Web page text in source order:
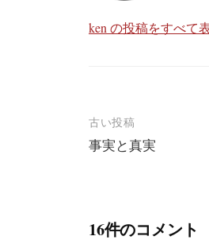
ken の投稿をすべて
投
稿
ゲ
古い投稿
事実と真実
16件のコメント